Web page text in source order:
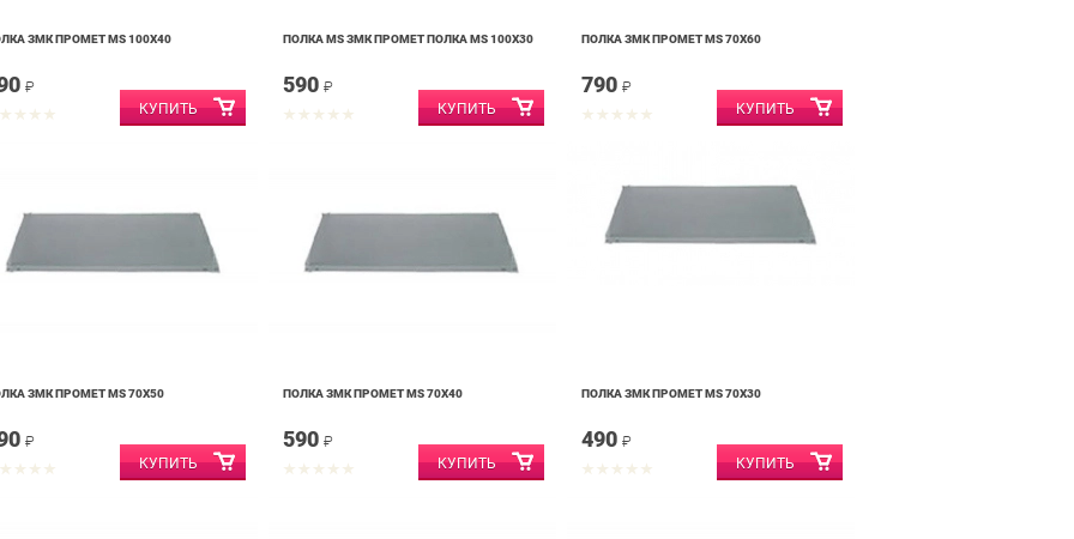
ЗМК ПРОМЕТ MS 100X40
₽
ПОЛКА MS ЗМК ПРОМЕТ ПОЛКА MS 100X30
590 ₽
ПОЛКА ЗМК ПРОМЕТ MS 70Х60
790 ₽
ЗМК ПРОМЕТ MS 70Х50
₽
ПОЛКА ЗМК ПРОМЕТ MS 70Х40
590 ₽
ПОЛКА ЗМК ПРОМЕТ MS 70X30
490 ₽